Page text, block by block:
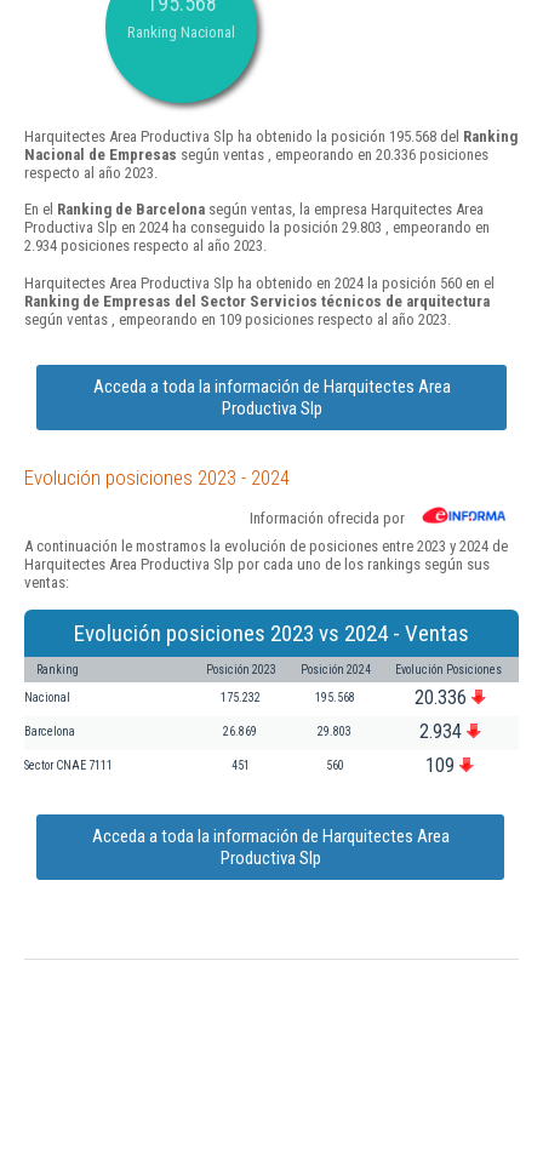
Ranking Nacional
Harquitectes Area Productiva Slp ha obtenido la posición 195.568 del Ranking
Nacional de Empresas según ventas , empeorando en 20.336 posiciones
respecto al año 2023.
En el Ranking de Barcelona según ventas, la empresa Harquitectes Area
Productiva Slp en 2024 ha conseguido la posición 29.803 , empeorando en
2.934 posiciones respecto al año 2023.
Harquitectes Area Productiva Slp ha obtenido en 2024 la posición 560 en el
Ranking de Empresas del Sector Servicios técnicos de arquitectura
según ventas , empeorando en 109 posiciones respecto al año 2023.
Acceda a toda la información de Harquitectes Area
Productiva Slp
Evolución posiciones 2023 - 2024
Información ofrecida por
A continuación le mostramos la evolución de posiciones entre 2023 y 2024 de
Harquitectes Area Productiva Slp por cada uno de los rankings según sus
ventas:
Evolución posiciones 2023 vs 2024 - Ventas
Ranking Posición 2023 Posición 2024 Evolución Posiciones
Nacional 175.232 195.568 20.336
Barcelona 26.869 29.803 2.934
Sector CNAE 7111 451 560 109
Acceda a toda la información de Harquitectes Area
Productiva Slp